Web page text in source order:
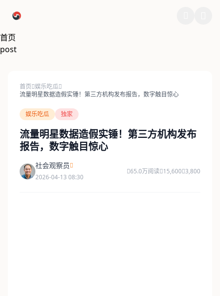
首页
post
首页 娱乐吃瓜
流量明星数据造假实锤！第三方机构发布报告，数字触目惊心
娱乐吃瓜 独家
流量明星数据造假实锤！第三方机构发布
报告，数字触目惊心
社会观察员
2026-04-13 08:30
65.0万阅读 15,600 3,800